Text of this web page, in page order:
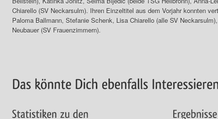
Chiarello (SV Neckarsulm). Ihren Einzeltitel aus dem Vorjahr konnten
Paloma Ballmann, Stefanie Schenk, Lisa Chiarello (alle SV
Neubauer (SV Frauenzimmern).